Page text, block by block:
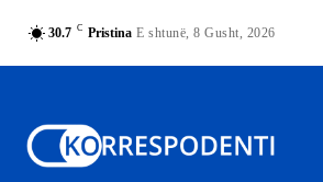
30.7 C Pristina E shtunë, 8 Gusht, 2026